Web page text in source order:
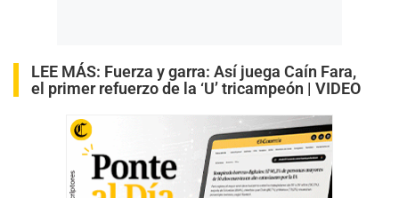
LEE MÁS: Fuerza y garra: Así juega Caín Fara,
el primer refuerzo de la ‘U’ tricampeón | VIDEO